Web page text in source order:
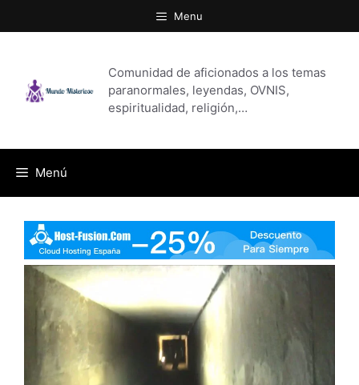
al
Menu
Comunidad de aficionados a los temas
paranormales, leyendas, OVNIS,
espiritualidad, religión,…
Menú